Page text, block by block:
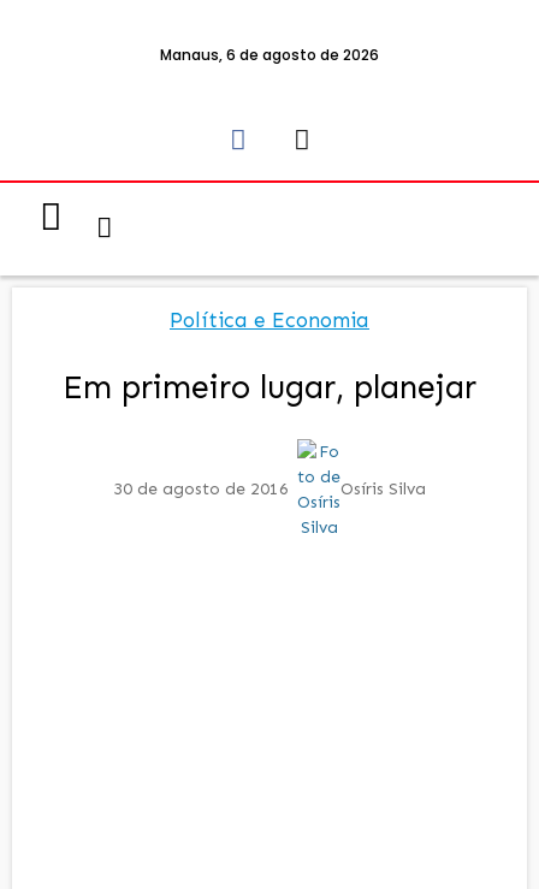
Manaus, 6 de agosto de 2026
Política e Economia
Em primeiro lugar, planejar
30 de agosto de 2016 Osíris Silva